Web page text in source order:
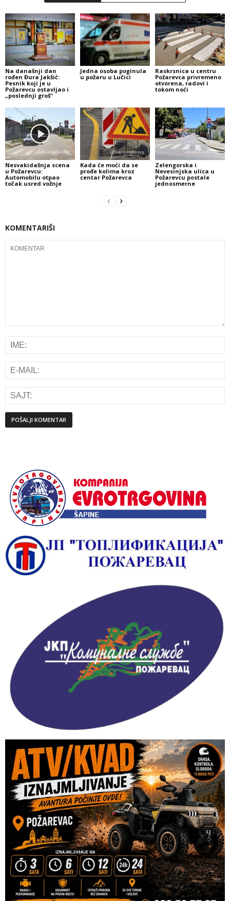
Na današnji dan
rođen Đura Jakšić:
Pesnik koji je u
Požarevcu ostavljao i
„poslednji groš“
Jedna osoba poginula
u požaru u Lučici
Raskrsnica u centru
Požarevca privremeno
otvorena, radovi i
tokom noći
Nesvakidašnja scena
u Požarevcu:
Automobilu otpao
točak usred vožnje
Kada će moći da se
prođe kolima kroz
centar Požarevca
Zelengorska i
Nevesinjska ulica u
Požarevcu postale
jednosmerne
KOMENTARIŠI